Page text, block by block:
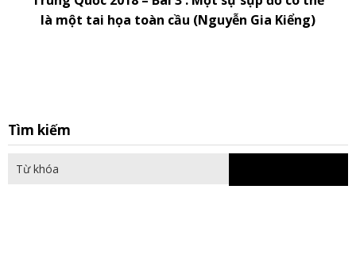
là một tai họa toàn cầu (Nguyễn Gia Kiểng)
Tìm kiếm